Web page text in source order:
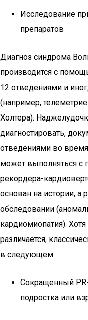
Исследование
препаратов
Диагноз синдрома
производится с
12 отведениями и
(например,
Холтера).
диагностировать,
отведениями во время
может выполняться с
рекордера-
основан на истории,
обследовании
кардиомиопатия).
различается,
в следующем:
Сокращенный
подростка или